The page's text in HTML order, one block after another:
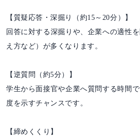
【質疑応答・深掘り（約15～20分）】
回答に対する深掘りや、企業への適性
え方など）が多くなります。
【逆質問（約5分）】
学生から面接官や企業へ質問する時間
度を示すチャンスです。
【締めくくり】